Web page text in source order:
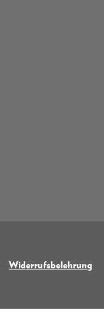
Widerrufsbelehrung